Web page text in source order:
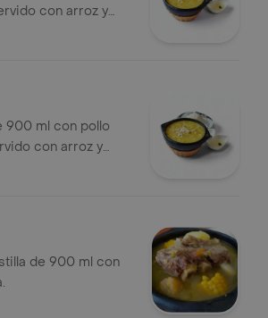
con arroz y
900 ml con pollo
con arroz y
de 900 ml con